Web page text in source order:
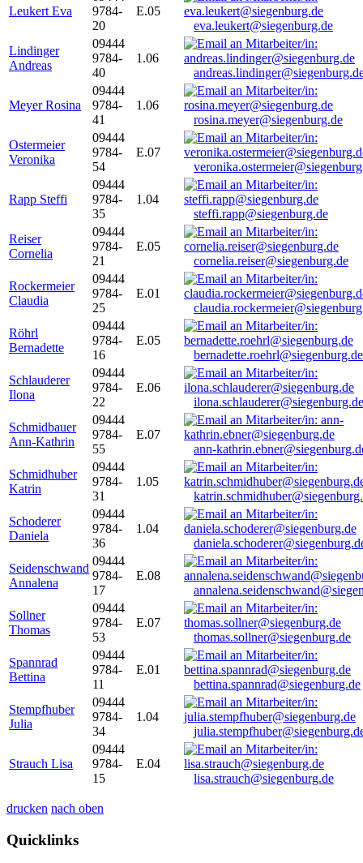
Leukert Eva
9784-
20
E.05
eva.leukert@siegenburg.de
Lindinger
Andreas
09444
9784-
40
1.06
Meyer Rosina
09444
9784-
41
1.06
rosina.meyer@siegenburg.de
Ostermeier
Veronika
09444
9784-
54
E.07
Rapp Steffi
09444
9784-
35
1.04
steffi.rapp@siegenburg.de
Reiser
Cornelia
09444
9784-
21
E.05
cornelia.reiser@siegenburg.de
Rockermeier
Claudia
09444
9784-
25
E.01
Röhrl
Bernadette
09444
9784-
16
E.05
bernadette.roehrl@siegenburg.de
Schlauderer
Ilona
09444
9784-
22
E.06
ilona.schlauderer@siegenburg.de
Schmidbauer
Ann-Kathrin
09444
9784-
55
E.07
ann-
Schmidhuber
Katrin
09444
9784-
31
1.05
Schoderer
Daniela
09444
9784-
36
1.04
Seidenschwand
Annalena
09444
9784-
17
E.08
Sollner
Thomas
09444
9784-
53
E.07
thomas.sollner@siegenburg.de
Spannrad
Bettina
09444
9784-
11
E.01
bettina.spannrad@siegenburg.de
Stempfhuber
Julia
09444
9784-
34
1.04
Strauch Lisa
09444
9784-
15
E.04
lisa.strauch@siegenburg.de
drucken nach oben
Quicklinks